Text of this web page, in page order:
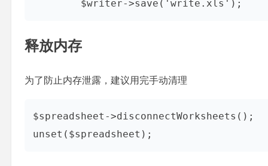
        $writer->save('write.xls');
释放内存
为了防止内存泄露，建议用完手动清理
$spreadsheet->disconnectWorksheets();
unset($spreadsheet);